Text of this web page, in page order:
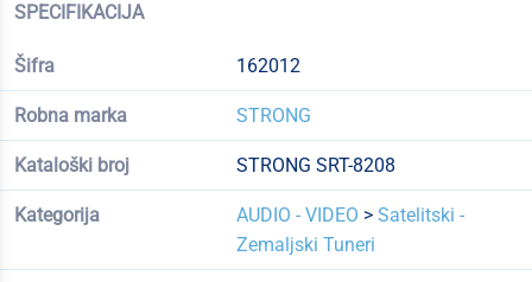
SPECIFIKACIJA
Šifra 162012
Robna marka STRONG
Kataloški broj STRONG SRT-8208
Kategorija AUDIO - VIDEO > Satelitski -
Zemaljski Tuneri